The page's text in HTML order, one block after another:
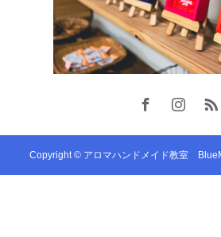
Copyright © アロマハンドメイド教室